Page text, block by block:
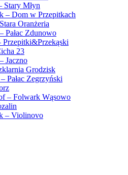
Stary Młyn
– Dom w Przepitkach
Oranżeria
Pałac Zdunowo
23
Jaczno
Grodzisk
Pałac Zegrzyński
– Folwark Wąsowo
– Violinovo